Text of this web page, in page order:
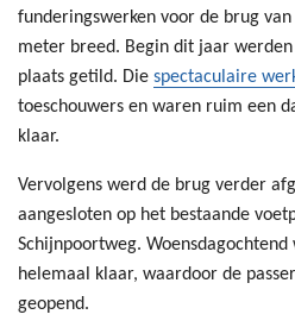
funderingswerken voor de brug
meter breed. Begin dit jaar
plaats getild. Die spectaculaire
toeschouwers en waren ruim een
klaar.
Vervolgens werd de brug verder
aangesloten op het bestaande
Schijnpoortweg.
helemaal klaar, waardoor de
geopend.